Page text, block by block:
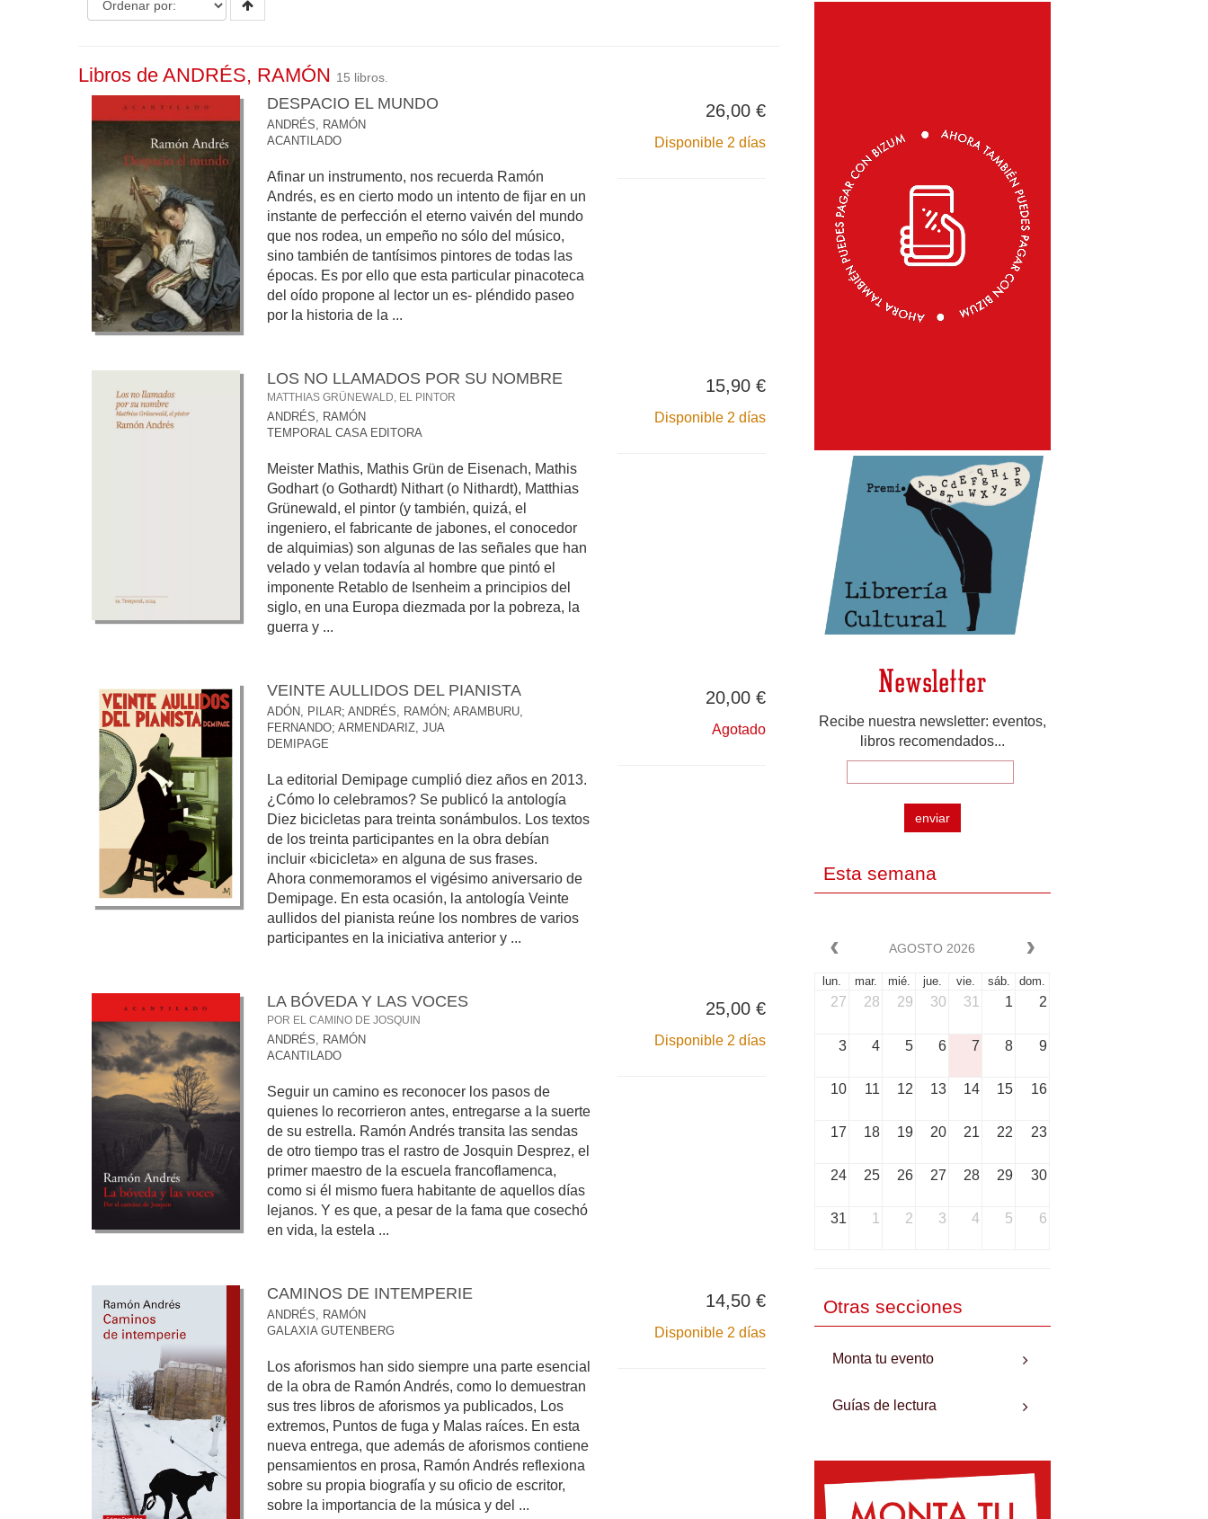
Libros de ANDRÉS, RAMÓN 15 libros.
DESPACIO EL MUNDO
ANDRÉS, RAMÓN
ACANTILADO
Afinar un instrumento, nos recuerda Ramón
Andrés, es en cierto modo un intento de fijar en un
instante de perfección el eterno vaivén del mundo
que nos rodea, un empeño no sólo del músico,
sino también de tantísimos pintores de todas las
épocas. Es por ello que esta particular pinacoteca
del oído propone al lector un es- pléndido paseo
por la historia de la ...
26,00 €
Disponible 2 días
LOS NO LLAMADOS POR SU NOMBRE
MATTHIAS GRÜNEWALD, EL PINTOR
ANDRÉS, RAMÓN
TEMPORAL CASA EDITORA
Meister Mathis, Mathis Grün de Eisenach, Mathis
Godhart (o Gothardt) Nithart (o Nithardt), Matthias
Grünewald, el pintor (y también, quizá, el
ingeniero, el fabricante de jabones, el conocedor
de alquimias) son algunas de las señales que han
velado y velan todavía al hombre que pintó el
imponente Retablo de Isenheim a principios del
siglo, en una Europa diezmada por la pobreza, la
guerra y ...
15,90 €
Disponible 2 días
VEINTE AULLIDOS DEL PIANISTA
ADÓN, PILAR; ANDRÉS, RAMÓN; ARAMBURU,
FERNANDO; ARMENDARIZ, JUA
DEMIPAGE
La editorial Demipage cumplió diez años en 2013.
¿Cómo lo celebramos? Se publicó la antología
Diez bicicletas para treinta sonámbulos. Los textos
de los treinta participantes en la obra debían
incluir «bicicleta» en alguna de sus frases.
Ahora conmemoramos el vigésimo aniversario de
Demipage. En esta ocasión, la antología Veinte
aullidos del pianista reúne los nombres de varios
participantes en la iniciativa anterior y ...
20,00 €
Agotado
LA BÓVEDA Y LAS VOCES
POR EL CAMINO DE JOSQUIN
ANDRÉS, RAMÓN
ACANTILADO
Seguir un camino es reconocer los pasos de
quienes lo recorrieron antes, entregarse a la suerte
de su estrella. Ramón Andrés transita las sendas
de otro tiempo tras el rastro de Josquin Desprez, el
primer maestro de la escuela francoflamenca,
como si él mismo fuera habitante de aquellos días
lejanos. Y es que, a pesar de la fama que cosechó
en vida, la estela ...
25,00 €
Disponible 2 días
CAMINOS DE INTEMPERIE
ANDRÉS, RAMÓN
GALAXIA GUTENBERG
Los aforismos han sido siempre una parte esencial
de la obra de Ramón Andrés, como lo demuestran
sus tres libros de aforismos ya publicados, Los
extremos, Puntos de fuga y Malas raíces. En esta
nueva entrega, que además de aforismos contiene
pensamientos en prosa, Ramón Andrés reflexiona
sobre su propia biografía y su oficio de escritor,
sobre la importancia de la música y del ...
14,50 €
Disponible 2 días
Newsletter
Recibe nuestra newsletter: eventos,
libros recomendados...
enviar
Esta semana
AGOSTO 2026
lun. mar. mié. jue. vie. sáb. dom.
27 28 29 30 31 1 2
3 4 5 6 7 8 9
10 11 12 13 14 15 16
17 18 19 20 21 22 23
24 25 26 27 28 29 30
31 1 2 3 4 5 6
Otras secciones
Monta tu evento
Guías de lectura